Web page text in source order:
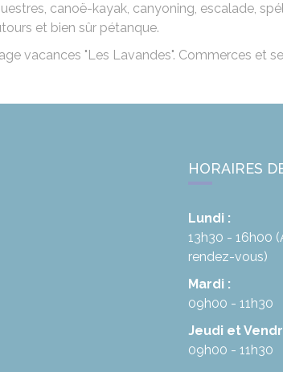
canoë-kayak, canyoning, escalade,
et bien sûr pétanque.
vacances "Les Lavandes". Commerces et
HORAIRES
Lundi :
13h30 - 16h00
rendez-vous)
Mardi :
09h00 - 11h30
Jeudi et
09h00 - 11h30